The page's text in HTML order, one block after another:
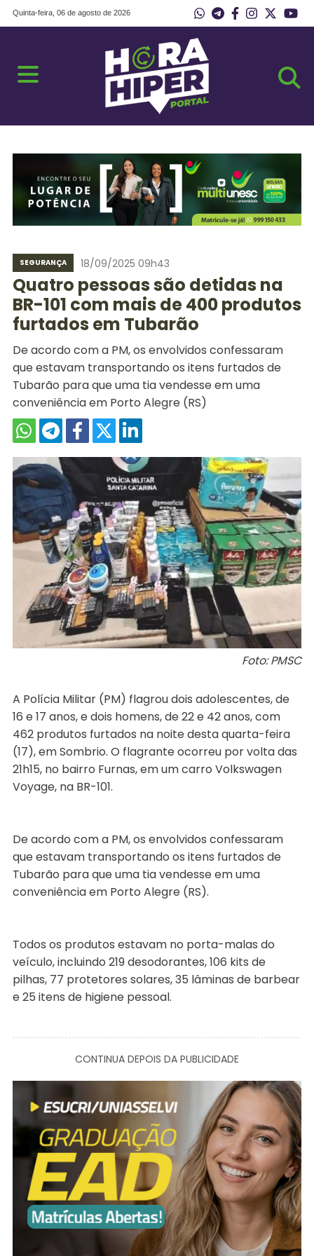
Quinta-feira, 06 de agosto de 2026
SEGURANÇA 18/09/2025 09h43
Quatro pessoas são detidas na
BR-101 com mais de 400 produtos
furtados em Tubarão
De acordo com a PM, os envolvidos confessaram
que estavam transportando os itens furtados de
Tubarão para que uma tia vendesse em uma
conveniência em Porto Alegre (RS)
Foto: PMSC
A Polícia Militar (PM) flagrou dois adolescentes, de
16 e 17 anos, e dois homens, de 22 e 42 anos, com
462 produtos furtados na noite desta quarta-feira
(17), em Sombrio. O flagrante ocorreu por volta das
21h15, no bairro Furnas, em um carro Volkswagen
Voyage, na BR-101.
De acordo com a PM, os envolvidos confessaram
que estavam transportando os itens furtados de
Tubarão para que uma tia vendesse em uma
conveniência em Porto Alegre (RS).
Todos os produtos estavam no porta-malas do
veículo, incluindo 219 desodorantes, 106 kits de
pilhas, 77 protetores solares, 35 lâminas de barbear
e 25 itens de higiene pessoal.
CONTINUA DEPOIS DA PUBLICIDADE